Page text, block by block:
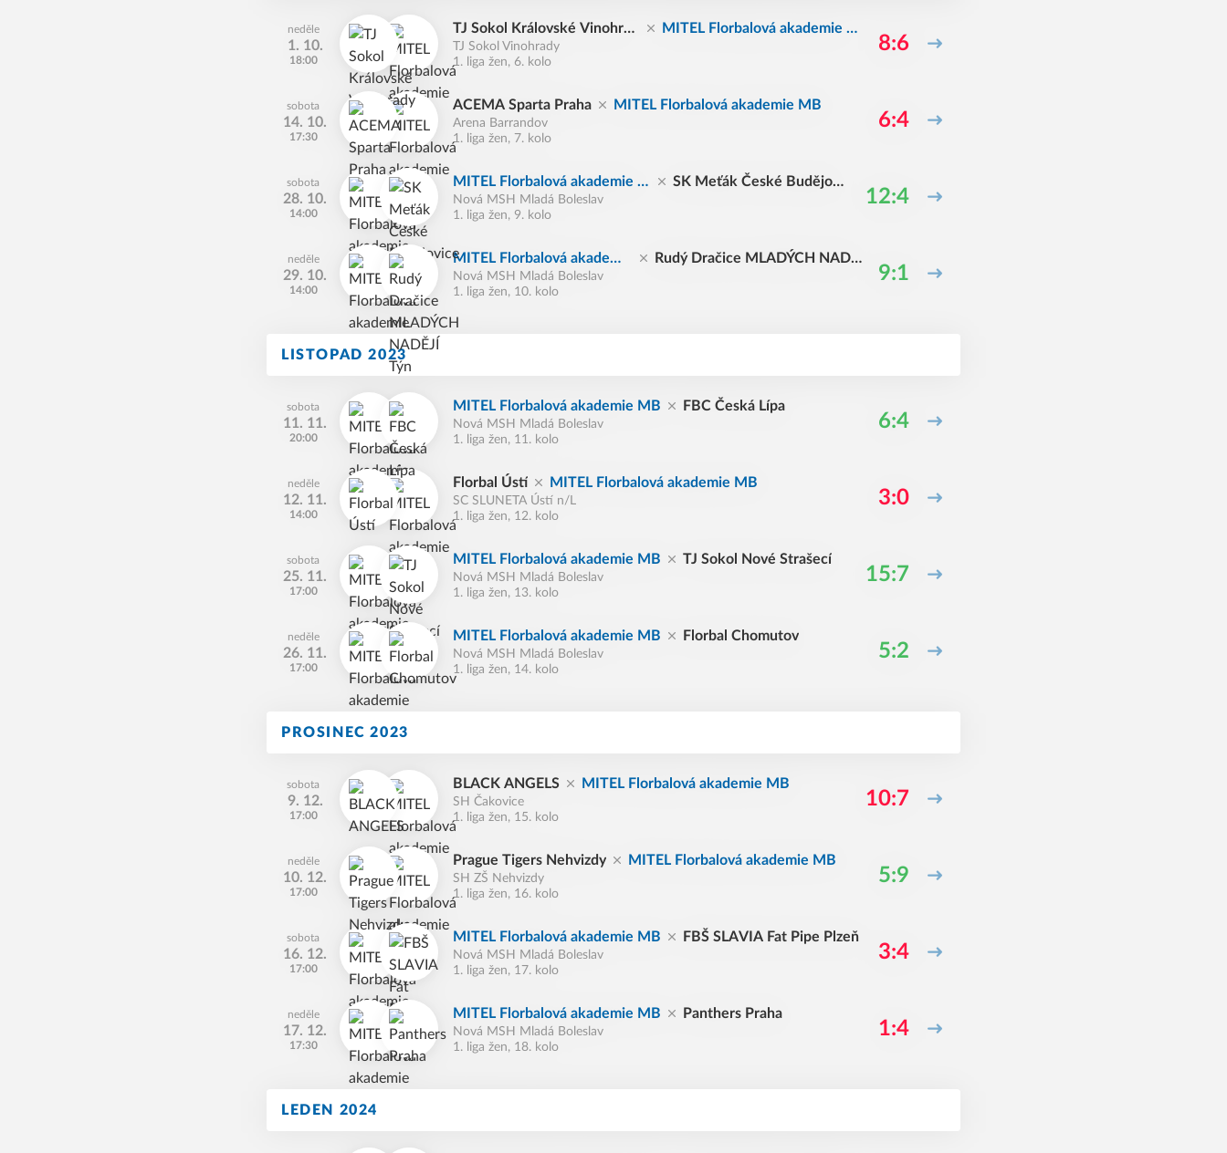
neděle
1. 10.
18:00
TJ Sokol Královské Vinohrad
y
MITEL Florbalová akademie M
TJ Sokol Vinohrady
1. liga žen, 6. kolo
8:6
sobota
14. 10.
17:30
ACEMA Sparta Praha MITEL Florbalová akademie MB
Arena Barrandov
1. liga žen, 7. kolo
6:4
sobota
28. 10.
14:00
MITEL Florbalová akademie M
B
SK Meťák České Budějovi
Nová MSH Mladá Boleslav
1. liga žen, 9. kolo
12:4
neděle
29. 10.
14:00
MITEL Florbalová akademi
e MB
Rudý Dračice MLADÝCH NADĚ
Nová MSH Mladá Boleslav
1. liga žen, 10. kolo
9:1
LISTOPAD 2023
sobota
11. 11.
20:00
MITEL Florbalová akademie MB FBC Česká Lípa
Nová MSH Mladá Boleslav
1. liga žen, 11. kolo
6:4
neděle
12. 11.
14:00
Florbal Ústí MITEL Florbalová akademie MB
SC SLUNETA Ústí n/L
1. liga žen, 12. kolo
3:0
sobota
25. 11.
17:00
MITEL Florbalová akademie MB TJ Sokol Nové Strašecí
Nová MSH Mladá Boleslav
1. liga žen, 13. kolo
15:7
neděle
26. 11.
17:00
MITEL Florbalová akademie MB Florbal Chomutov
Nová MSH Mladá Boleslav
1. liga žen, 14. kolo
5:2
PROSINEC 2023
sobota
9. 12.
17:00
BLACK ANGELS MITEL Florbalová akademie MB
SH Čakovice
1. liga žen, 15. kolo
10:7
neděle
10. 12.
17:00
Prague Tigers Nehvizdy MITEL Florbalová akademie MB
SH ZŠ Nehvizdy
1. liga žen, 16. kolo
5:9
sobota
16. 12.
17:00
MITEL Florbalová akademie MB FBŠ SLAVIA Fat Pipe Plzeň
Nová MSH Mladá Boleslav
1. liga žen, 17. kolo
3:4
neděle
17. 12.
17:30
MITEL Florbalová akademie MB Panthers Praha
Nová MSH Mladá Boleslav
1. liga žen, 18. kolo
1:4
LEDEN 2024